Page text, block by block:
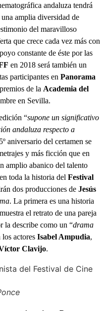
andaluza tendrá
amplia diversidad de
del maravilloso
que crece cada vez más con
constante de éste por las
en 2018 será también un
participantes en Panorama
de la Academia del
en Sevilla.
“supone un significativo
andaluza respecto a
aniversario del certamen se
y más ficción que en
amplio abanico del talento
toda la historia del Festival
dos producciones de Jesús
. La primera es una historia
el retrato de una pareja
la describe como un “drama
actores Isabel Ampudia,
Clavijo.